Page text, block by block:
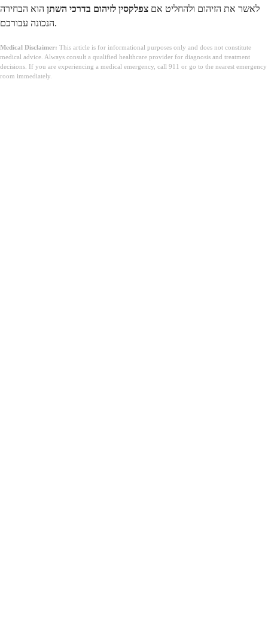
לאשר את הזיהום ולהחליט אם צפלקסין לזיהום בדרכי השתן הוא הבחירה
הנכונה עבורכם.
Medical Disclaimer: This article is for informational purposes only and does not constitute
medical advice. Always consult a qualified healthcare provider for diagnosis and treatment
decisions. If you are experiencing a medical emergency, call 911 or go to the nearest emergency
room immediately.